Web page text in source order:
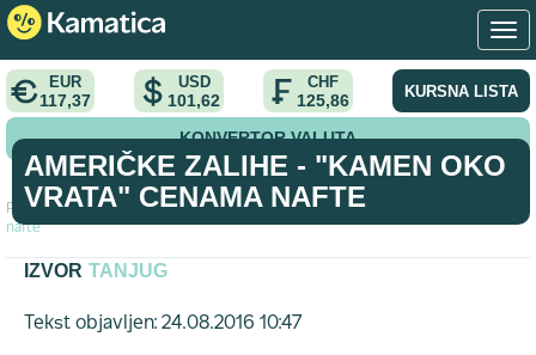
EUR
117,37
USD
101,62
CHF
125,86 KURSNA LISTA
KONVERTOR VALUTA
Početna > vest >
Američke zalihe - "kamen oko vrata" cenama
nafte
AMERIČKE ZALIHE - "KAMEN OKO
VRATA" CENAMA NAFTE
IZVOR TANJUG
Tekst objavljen: 24.08.2016 10:47